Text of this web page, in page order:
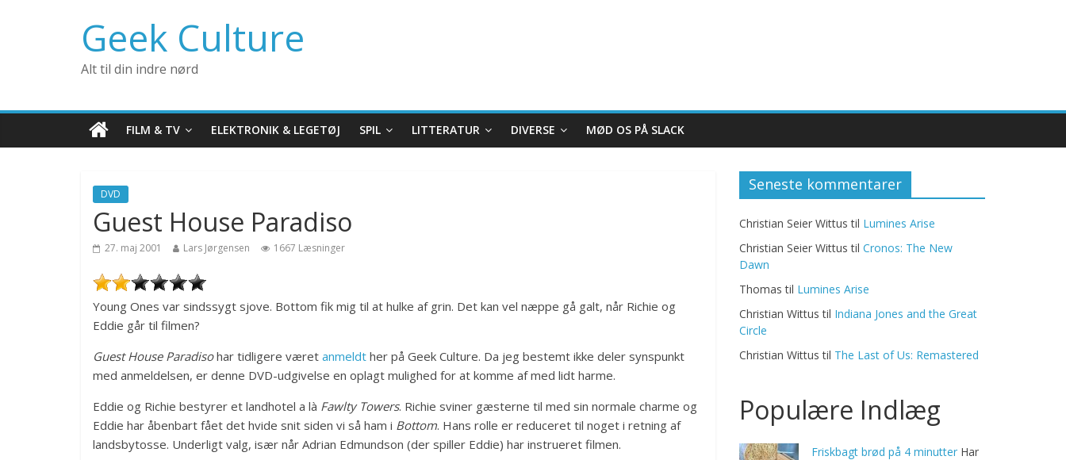
Geek Culture
Alt til din indre nørd
FILM & TV ELEKTRONIK & LEGETØJ SPIL LITTERATUR DIVERSE MØD OS PÅ SLACK
DVD
Guest House Paradiso
27. maj 2001 Lars Jørgensen 1667 Læsninger
Young Ones var sindssygt sjove. Bottom fik mig til at hulke af grin. Det kan vel næppe gå galt, når Richie og
Eddie går til filmen?
Guest House Paradisohar tidligere været anmeldt her på Geek Culture. Da jeg bestemt ikke deler synspunkt
med anmeldelsen, er denne DVD-udgivelse en oplagt mulighed for at komme af med lidt harme.
Eddie og Richie bestyrer et landhotel a là Fawlty Towers. Richie sviner gæsterne til med sin normale charme og
Eddie har åbenbart fået det hvide snit siden vi så ham i Bottom. Hans rolle er reduceret til noget i retning af
landsbytosse. Underligt valg, især når Adrian Edmundson (der spiller Eddie) har instrueret filmen.
Seneste kommentarer
Christian Seier Wittus til Lumines Arise
Christian Seier Wittus til Cronos: The New
Dawn
Thomas til Lumines Arise
Christian Wittus til Indiana Jones and the Great
Circle
Christian Wittus til The Last of Us: Remastered
Populære Indlæg
Friskbagt brød på 4 minutter Har